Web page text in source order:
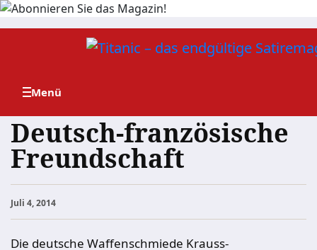
Zum
Deutsch-französische
Freundschaft
Juli 4, 2014
Die deutsche Waffenschmiede Krauss-